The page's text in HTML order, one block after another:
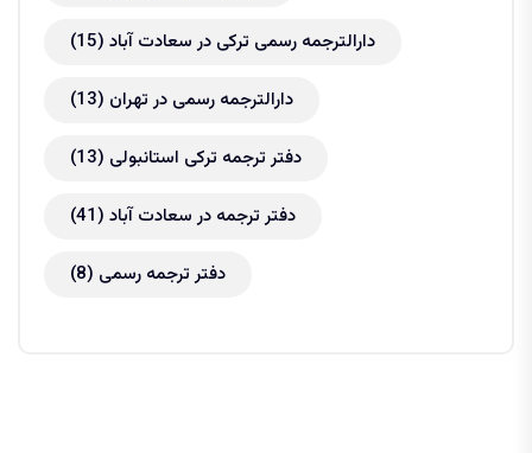
دارالترجمه رسمی ترکی در سعادت آباد (15)
دارالترجمه رسمی در تهران (13)
دفتر ترجمه ترکی استانبولی (13)
دفتر ترجمه در سعادت آباد (41)
دفتر ترجمه رسمی (8)